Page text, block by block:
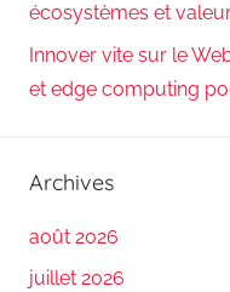
écosystèmes et
Innover vite sur le
et edge computing
Archives
août 2026
juillet 2026